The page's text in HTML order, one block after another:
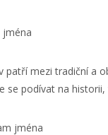
jména
patří mezi tradiční a
se podívat na
jména